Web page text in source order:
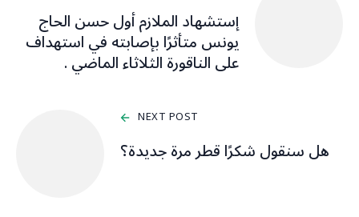
إستشهاد الملازم أول حسن الحاج
يونس متأثرًا بإصابته في استهداف
على الناقورة الثلاثاء الماضي .
NEXT POST
هل سنقول شكرًا قطر مرة جديدة؟